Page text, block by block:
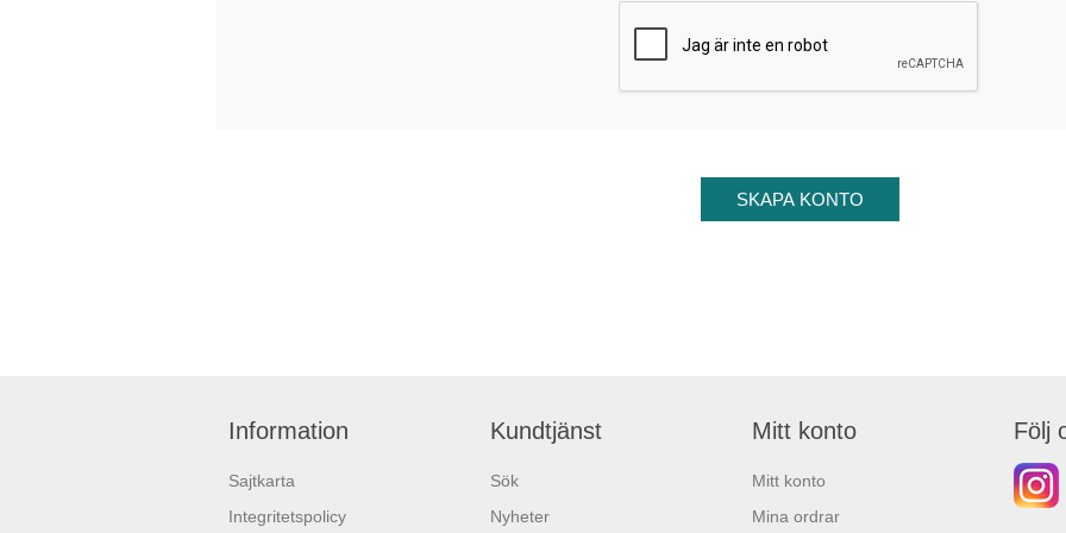
Information
Sajtkarta
Integritetspolicy
Kundtjänst
Sök
Nyheter
Mitt konto
Mitt konto
Mina ordrar
Följ